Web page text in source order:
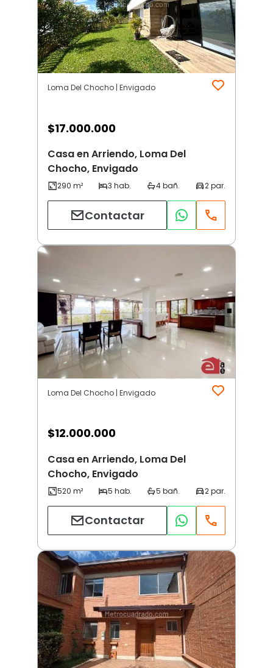
Loma Del Chocho | Envigado
$17.000.000
Casa en Arriendo, Loma Del
Chocho, Envigado
Contactar
Loma Del Chocho | Envigado
$12.000.000
Casa en Arriendo, Loma Del
Chocho, Envigado
Contactar